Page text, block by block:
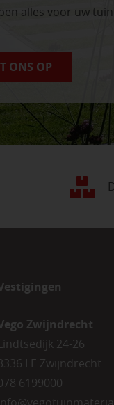
alles voor uw
ONS OP
Zwijndrecht
24-26
LE Zwijndrecht
6199000